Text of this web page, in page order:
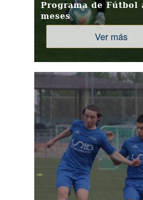
Ver más
Programa de Fútbol
meses